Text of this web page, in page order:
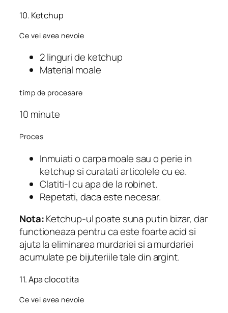
10. Ketchup
Ce vei avea nevoie
2 linguri de ketchup
Material moale
timp de procesare
10 minute
Proces
Inmuiati o carpa moale sau o perie in
ketchup si curatati articolele cu ea.
Clatiti-l cu apa de la robinet.
Repetati, daca este necesar.
Nota:Ketchup-ul poate suna putin bizar, dar
functioneaza pentru ca este foarte acid si
ajuta la eliminarea murdariei si a murdariei
acumulate pe bijuteriile tale din argint.
11. Apa clocotita
Ce vei avea nevoie